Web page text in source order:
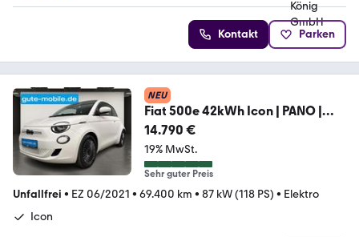
Kontakt Parken
NEU
Fiat 500e 42kWh Icon | PANO |
SHZ | KEYLESS | NAVI
14.790 €
19% MwSt.
Sehr guter Preis
Unfallfrei • EZ 06/2021 • 69.400 km • 87 kW (118 PS) • Elektro
Icon